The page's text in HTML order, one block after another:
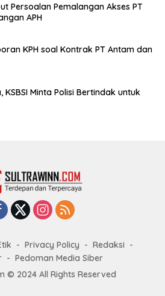
Persoalan Pemalangan Akses PT
APH
KPH soal Kontrak PT Antam dan
KSBSI Minta Polisi Bertindak untuk
Privacy Policy
Redaksi
Pedoman Media Siber
© 2024 All Rights Reserved